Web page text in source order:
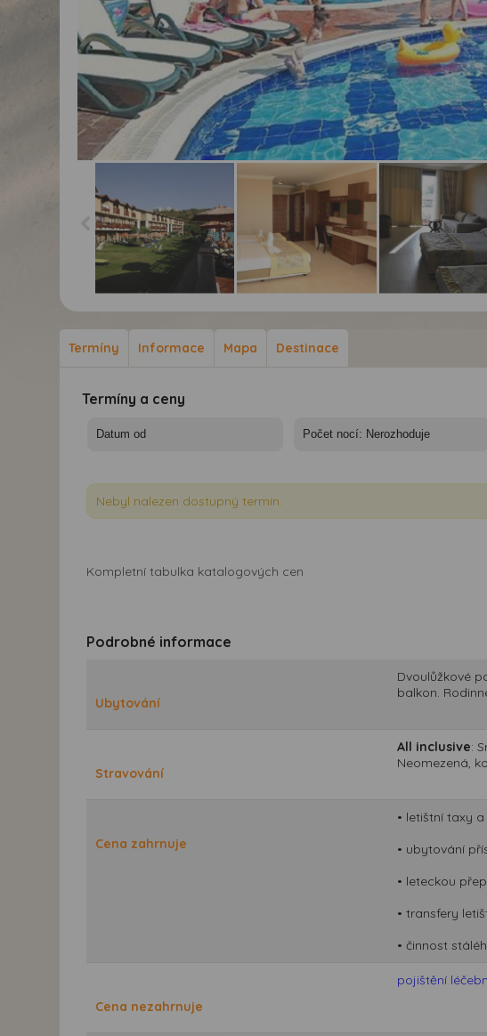
Alanya - Hotel Club
Konakli
Alanya - Hotel Club
Konakli
Termíny Informace Mapa Destinace
Termíny a ceny
Nebyl nalezen dostupný termín.
Kompletní tabulka katalogových cen
Podrobné informace
Ubytování
Dvoulůžkové
balkon.
Stravování
All inclusive:
Neomezená,
Cena zahrnuje
• letištní taxy
• ubytování
• leteckou
• transfery
• činnost
Cena nezahrnuje
pojištění